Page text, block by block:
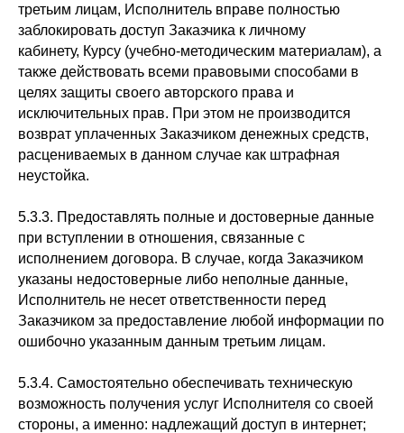
третьим лицам, Исполнитель вправе полностью
заблокировать доступ Заказчика к личному
кабинету, Курсу (учебно-методическим материалам), а
также действовать всеми правовыми способами в
целях защиты своего авторского права и
исключительных прав. При этом не производится
возврат уплаченных Заказчиком денежных средств,
расцениваемых в данном случае как штрафная
неустойка.
5.3.3. Предоставлять полные и достоверные данные
при вступлении в отношения, связанные с
исполнением договора. В случае, когда Заказчиком
указаны недостоверные либо неполные данные,
Исполнитель не несет ответственности перед
Заказчиком за предоставление любой информации по
ошибочно указанным данным третьим лицам.
5.3.4. Самостоятельно обеспечивать техническую
возможность получения услуг Исполнителя со своей
стороны, а именно: надлежащий доступ в интернет;